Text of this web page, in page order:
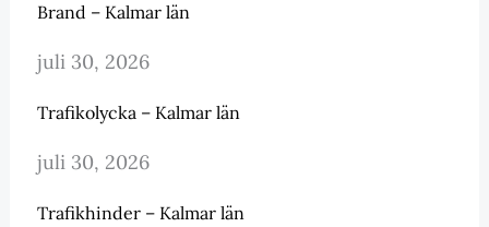
Brand – Kalmar län
juli 30, 2026
Trafikolycka – Kalmar län
juli 30, 2026
Trafikhinder – Kalmar län